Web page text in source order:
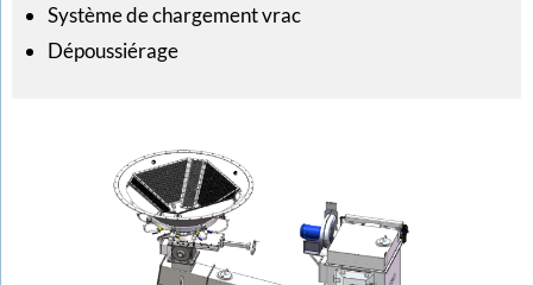
Système de chargement vrac
Dépoussiérage